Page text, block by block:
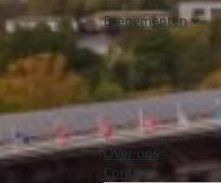
Evenementen
Over ons
Contact